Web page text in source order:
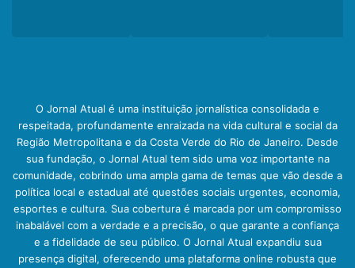
O Jornal Atual é uma instituição jornalística consolidada e
respeitada, profundamente enraizada na vida cultural e social da
Região Metropolitana e da Costa Verde do Rio de Janeiro. Desde
sua fundação, o Jornal Atual tem sido uma voz importante na
comunidade, cobrindo uma ampla gama de temas que vão desde a
política local e estadual até questões sociais urgentes, economia,
esportes e cultura. Sua cobertura é marcada por um compromisso
inabalável com a verdade e a precisão, o que garante a confiança
e a fidelidade de seu público. O Jornal Atual expandiu sua
presença digital, oferecendo uma plataforma online robusta que